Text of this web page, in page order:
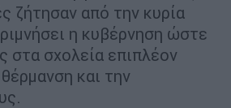
ζήτησαν από την κυρία
η κυβέρνηση ώστε
στα σχολεία επιπλέον
και την